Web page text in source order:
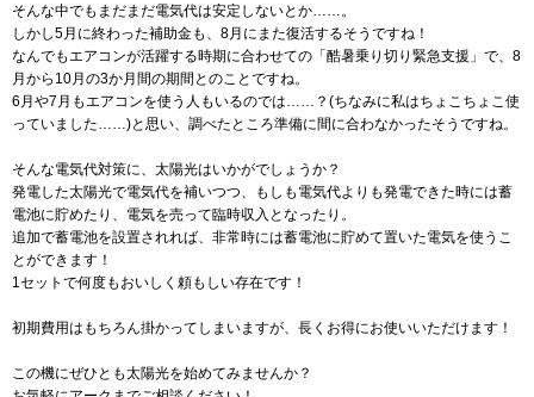
そんな中でもまだまだ電気代は安定しないとか……。
しかし5月に終わった補助金も、8月にまた復活するそうですね！
なんでもエアコンが活躍する時期に合わせての「酷暑乗り切り緊急支援」で、8
月から10月の3か月間の期間とのことですね。
6月や7月もエアコンを使う人もいるのでは……？(ちなみに私はちょこちょこ使
っていました……)と思い、調べたところ準備に間に合わなかったそうですね。
そんな電気代対策に、太陽光はいかがでしょうか？
発電した太陽光で電気代を補いつつ、もしも電気代よりも発電できた時には蓄
電池に貯めたり、電気を売って臨時収入となったり。
追加で蓄電池を設置されれば、非常時には蓄電池に貯めて置いた電気を使うこ
とができます！
1セットで何度もおいしく頼もしい存在です！
初期費用はもちろん掛かってしまいますが、長くお得にお使いいただけます！
この機にぜひとも太陽光を始めてみませんか？